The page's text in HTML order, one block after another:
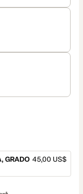
GRADO 45,00 US$